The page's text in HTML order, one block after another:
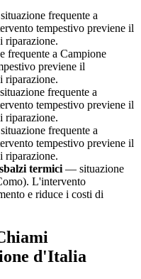
frequente a
tempestivo previene il
riparazione.
frequente a Campione
previene il
riparazione.
frequente a
tempestivo previene il
riparazione.
frequente a
tempestivo previene il
riparazione.
termici — situazione
L'intervento
e riduce i costi di
d'Italia